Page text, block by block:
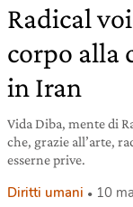
Radical
corpo alla
in Iran
Vida Diba, mente di
che, grazie all’arte,
esserne prive.
Diritti umani 10